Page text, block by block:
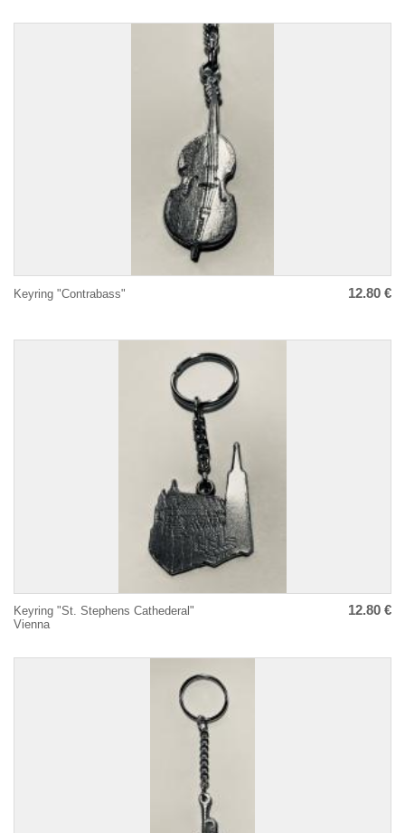
Keyring "Contrabass" 12.80 €
Keyring "St. Stephens Cathederal"
Vienna
12.80 €